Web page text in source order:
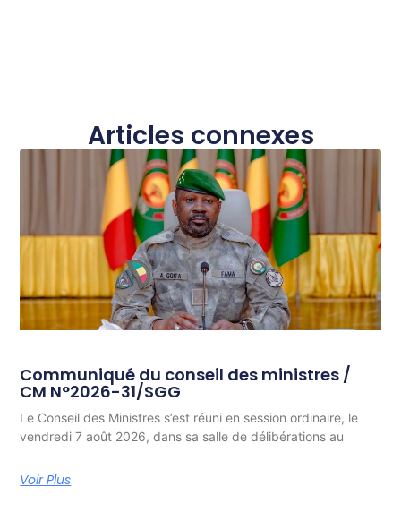
Articles connexes
Communiqué du conseil des ministres /
CM N°2026-31/SGG
Le Conseil des Ministres s’est réuni en session ordinaire, le
vendredi 7 août 2026, dans sa salle de délibérations au
Voir Plus